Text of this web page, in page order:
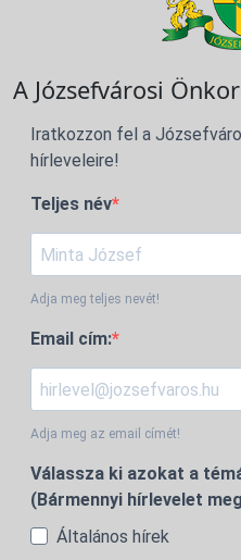
A Józsefvárosi
Iratkozzon fel a
hírleveleire!
Teljes név
Adja meg teljes nevét!
Email cím:
Adja meg az email címét!
Válassza ki azokat a
(Bármennyi hírlevelet
Általános hírek